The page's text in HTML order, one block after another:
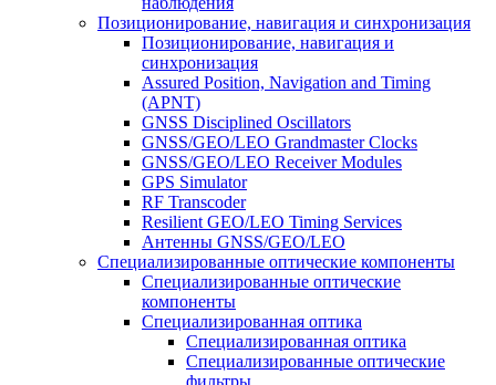
Позиционирование, навигация и синхронизация
Позиционирование, навигация и
синхронизация
Assured Position, Navigation and Timing
(APNT)
GNSS Disciplined Oscillators
GNSS/GEO/LEO Grandmaster Clocks
GNSS/GEO/LEO Receiver Modules
GPS Simulator
RF Transcoder
Resilient GEO/LEO Timing Services
Антенны GNSS/GEO/LEO
Специализированные оптические компоненты
Специализированные оптические
компоненты
Специализированная оптика
Специализированная оптика
Специализированные оптические